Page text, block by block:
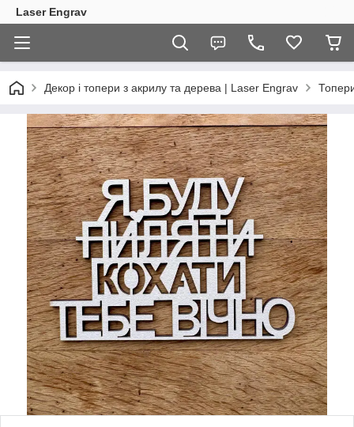
Laser Engrav
Декор і топери з акрилу та дерева | Laser Engrav